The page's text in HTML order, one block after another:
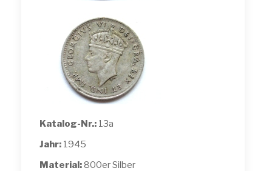
Katalog-Nr.: 13a
Jahr: 1945
Material:800er Silber